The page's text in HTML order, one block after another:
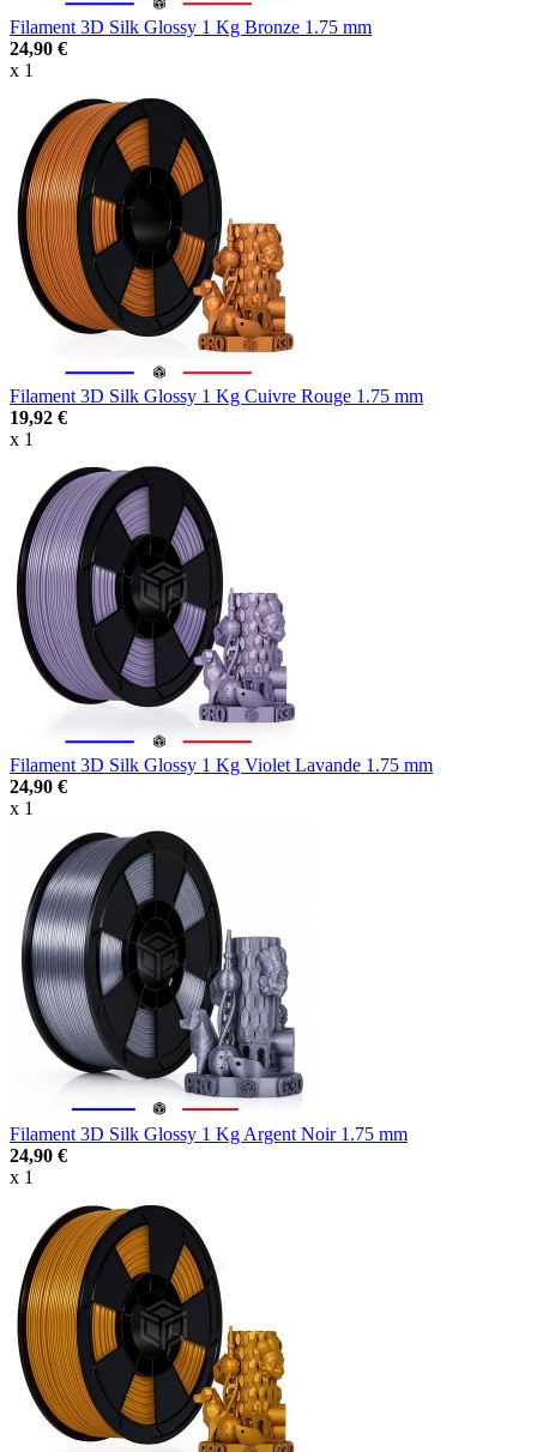
Filament 3D Silk Glossy 1 Kg Bronze 1.75 mm
24,90 €
x 1
Filament 3D Silk Glossy 1 Kg Cuivre Rouge 1.75 mm
19,92 €
x 1
Filament 3D Silk Glossy 1 Kg Violet Lavande 1.75 mm
24,90 €
x 1
Filament 3D Silk Glossy 1 Kg Argent Noir 1.75 mm
24,90 €
x 1